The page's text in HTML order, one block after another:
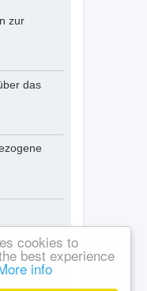
cookies to
best experience
info
zur
das